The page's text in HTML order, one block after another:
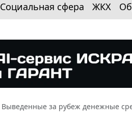
Социальная сфера ЖКХ
Выведенные за рубеж денежные